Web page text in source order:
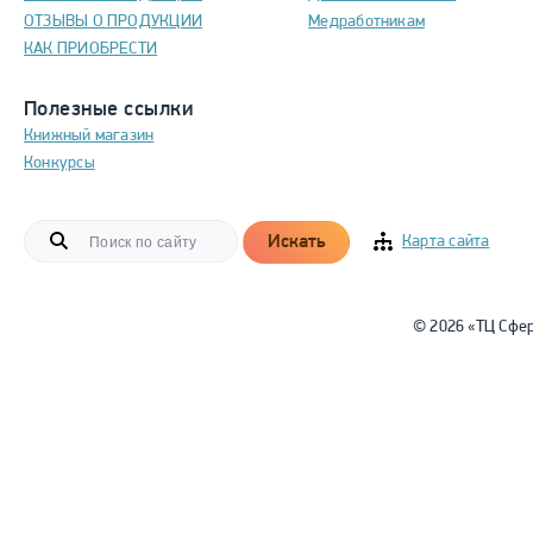
ОТЗЫВЫ О ПРОДУКЦИИ
КАК ПРИОБРЕСТИ
Полезные ссылки
Книжный магазин
Конкурсы
Медработникам
Искать Карта сайта
© 2026 «ТЦ